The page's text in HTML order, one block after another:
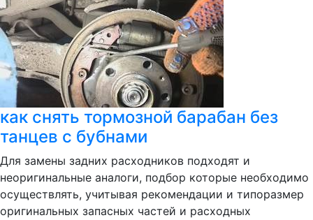
как снять тормозной барабан без
танцев с бубнами
Для замены задних расходников подходят и
неоригинальные аналоги, подбор которые необходимо
осуществлять, учитывая рекомендации и типоразмер
оригинальных запасных частей и расходных